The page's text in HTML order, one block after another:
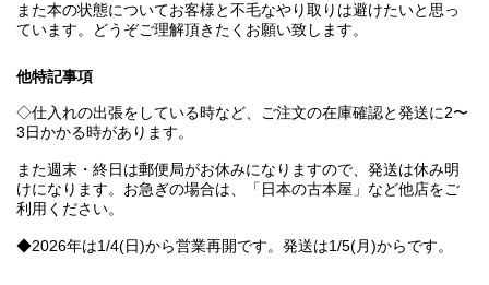
また本の状態についてお客様と不毛なやり取りは避けたいと思っ
ています。どうぞご理解頂きたくお願い致します。
他特記事項
◇仕入れの出張をしている時など、ご注文の在庫確認と発送に2〜
3日かかる時があります。
また週末・終日は郵便局がお休みになりますので、発送は休み明
けになります。お急ぎの場合は、「日本の古本屋」など他店をご
利用ください。
◆2026年は1/4(日)から営業再開です。発送は1/5(月)からです。